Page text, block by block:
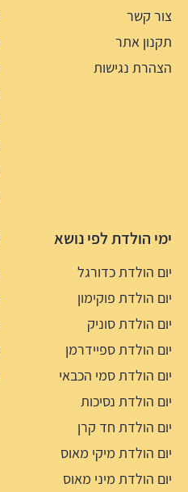
צור קשר
תקנון אתר
הצהרת נגישות
ימי הולדת לפי נושא
יום הולדת כדורגל
יום הולדת פוקימון
יום הולדת סוניק
יום הולדת ספיידרמן
יום הולדת סמי הכבאי
יום הולדת נסיכות
יום הולדת חד קרן
יום הולדת מיקי מאוס
יום הולדת מיני מאוס